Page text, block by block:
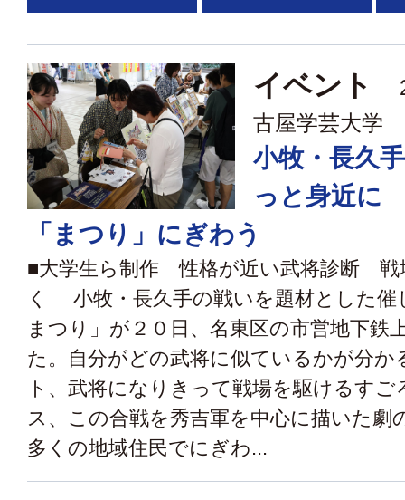
イベント
古屋学芸大学
小牧・長久
っと身近に
「まつり」にぎわう
■大学生ら制作 性格が近い武将診断 戦
く 小牧・長久手の戦いを題材とした催
まつり」が２０日、名東区の市営地下鉄
た。自分がどの武将に似ているかが分か
ト、武将になりきって戦場を駆けるすご
ス、この合戦を秀吉軍を中心に描いた劇
多くの地域住民でにぎわ...